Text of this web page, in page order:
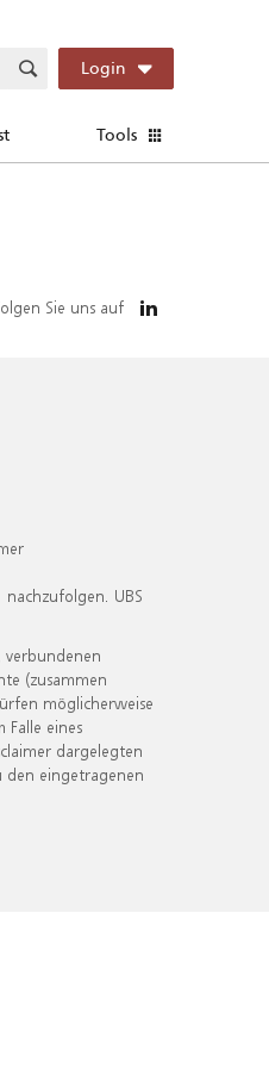
Login
Tools
Sie uns auf
UBS
(zusammen
möglicherweise
eines
dargelegten
den eingetragenen